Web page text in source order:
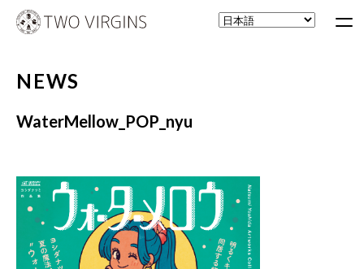
NEWS
WaterMellow_POP_nyu